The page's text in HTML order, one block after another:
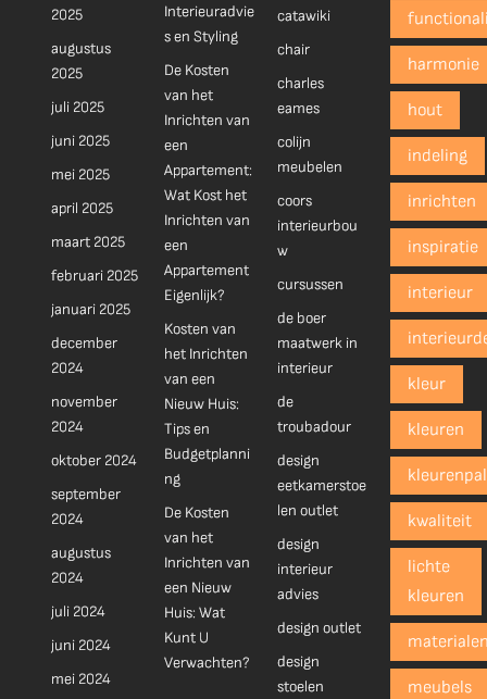
2025
augustus
2025
juli 2025
juni 2025
mei 2025
april 2025
maart 2025
februari 2025
januari 2025
december
2024
november
2024
oktober 2024
september
2024
augustus
2024
juli 2024
juni 2024
mei 2024
Interieuradvie
s en Styling
De Kosten
van het
Inrichten van
een
Appartement:
Wat Kost het
Inrichten van
een
Appartement
Eigenlijk?
Kosten van
het Inrichten
van een
Nieuw Huis:
Tips en
Budgetplanni
ng
De Kosten
van het
Inrichten van
een Nieuw
Huis: Wat
Kunt U
Verwachten?
catawiki
chair
charles
eames
colijn
meubelen
coors
interieurbou
w
cursussen
de boer
maatwerk in
interieur
de
troubadour
design
eetkamerstoe
len outlet
design
interieur
advies
design outlet
design
stoelen
harmonie
hout
indeling
inrichten
inspiratie
interieur
kleur
kleuren
kwaliteit
lichte
kleuren
meubels